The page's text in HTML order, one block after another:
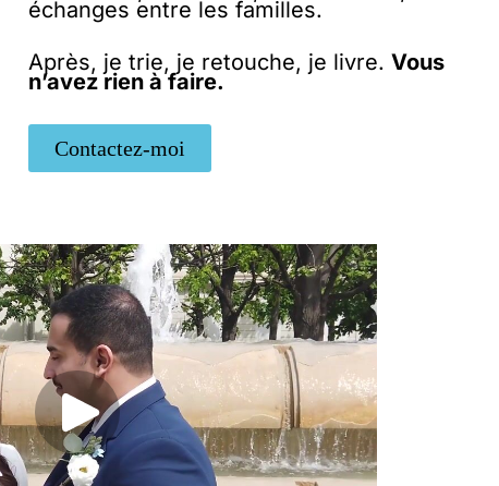
échanges entre les familles.
Après, je trie, je retouche, je livre. Vous
n’avez rien à faire.
Contactez-moi